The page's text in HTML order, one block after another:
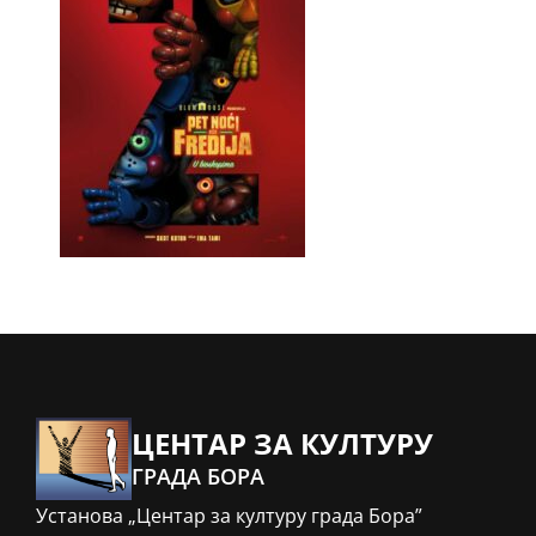
ЦЕНТАР ЗА КУЛТУРУ
ГРАДА БОРА
Установа „Центар за културу града Бора”